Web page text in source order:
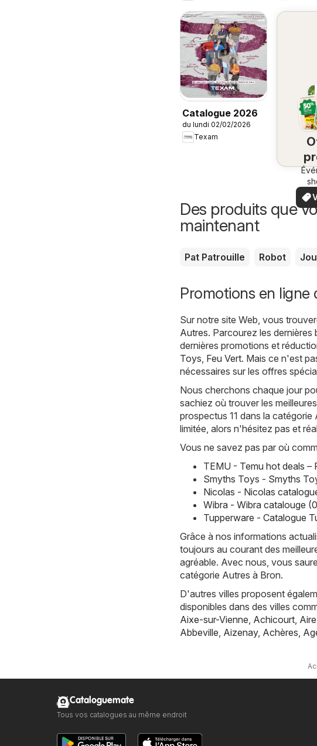
Catalogue 2026
du lundi 02/02/2026
Texam
Des produits que
maintenant
Pat Patrouille Robot
Promotions en ligne
Sur notre site Web, vous
Autres. Parcourez les
dernières promotions et
Toys Feu Vert. Mais ce n'est
nécessaires sur les offres
Nous cherchons chaque jour
sachiez où trouver les
prospectus 11 dans la
limitée, alors n'hésitez pas et
Vous ne savez pas par où
TEMU - Temu hot deals
Smyths Toys - Smyths
Nicolas - Nicolas
Wibra - Wibra catalouge
Tupperware - Catalogue
Grâce à nos informations
toujours au courant des
agréable. Avec nous, vous
catégorie Autres à Bron.
D'autres villes proposent
disponibles dans des villes
Aixe-sur-Vienne Achicourt
Abbeville Aizenay, Achères
Cataloguemate
Tous vos catalogues au même endroit